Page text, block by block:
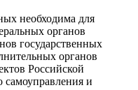
необходима для
органов
государственных
органов
Российской
самоуправления и